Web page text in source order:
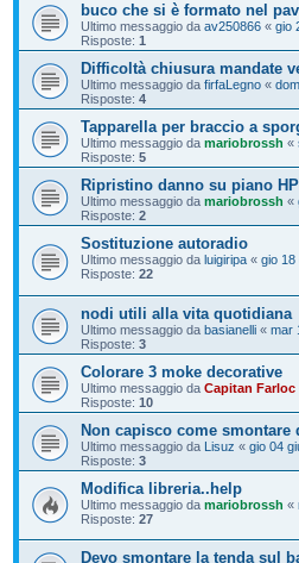
buco che si è formato nel
Ultimo messaggio da av250866 « gio
Risposte: 1
Difficoltà chiusura mandate
Ultimo messaggio da firfaLegno «
Risposte: 4
Tapparella per braccio a
Ultimo messaggio da mariobrossh «
Risposte: 5
Ripristino danno su piano
Ultimo messaggio da mariobrossh «
Risposte: 2
Sostituzione autoradio
Ultimo messaggio da luigiripa « gio 18
Risposte: 22
nodi utili alla vita quotidiana
Ultimo messaggio da basianelli « mar
Risposte: 3
Colorare 3 moke decorative
Ultimo messaggio da Capitan Farloc
Risposte: 10
Non capisco come smontare
Ultimo messaggio da Lisuz « gio 04
Risposte: 3
Modifica libreria..help
Ultimo messaggio da mariobrossh «
Risposte: 27
Devo smontare la tenda sul